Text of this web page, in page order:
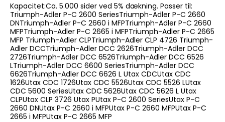
Kapacitet:Ca. 5.000 sider ved 5% dækning. Passer til:
Triumph-Adler P-C 2600 SeriesTriumph-Adler P-C 2660
DNTriumph-Adler P-C 2660 i MFPTriumph-Adler P-C 2660
MFPTriumph-Adler P-C 2665 i MFPTriumph-Adler P-C 2665
MFP Triumph-Adler CLPTriumph-Adler CLP 4726 Triumph-
Adler DCCTriumph-Adler DCC 2626Triumph-Adler DCC
2726Triumph-Adler DCC 6526Triumph-Adler DCC 6526
LTriumph-Adler DCC 6600 SeriesTriumph-Adler DCC
6626Triumph-Adler DCC 6626 L Utax CDCUtax CDC
1626Utax CDC 1726Utax CDC 5526Utax CDC 5526 LUtax
CDC 5600 SeriesUtax CDC 5626Utax CDC 5626 L Utax
CLPUtax CLP 3726 Utax PUtax P-C 2600 SeriesUtax P-C
2660 DNUtax P-C 2660 i MFPUtax P-C 2660 MFPUtax P-C
2665 i MFPUtax P-C 2665 MFP